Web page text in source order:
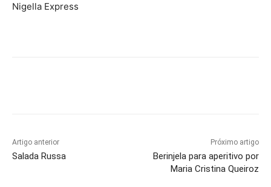
Nigella Express
Artigo anterior
Salada Russa
Próximo artigo
Berinjela para aperitivo por
Maria Cristina Queiroz